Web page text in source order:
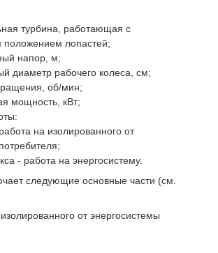
турбина, работающая с
лопастей;
напор, м;
диаметр рабочего колеса, см;
об/мин;
мощность, кВт;
на изолированного от
- работа на энергосистему.
следующие основные части (см.
от энергосистемы